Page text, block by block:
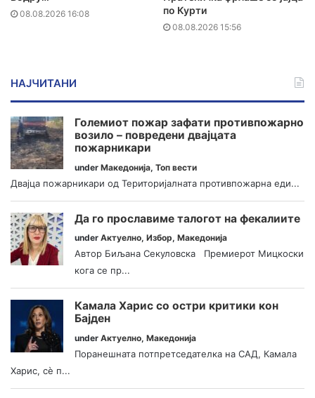
08.08.2026 16:08
по Курти
08.08.2026 15:56
НАЈЧИТАНИ
Големиот пожар зафати противпожарно
возило – повредени двајцата
пожарникари
under Македонија, Топ вести
Двајца пожарникари од Територијалната противпожарна еди...
Да го прославиме талогот на фекалиите
under Актуелно, Избор, Македонија
Автор Биљана Секуловска Премиерот Мицкоски
кога се пр...
Камала Харис со остри критики кон
Бајден
under Актуелно, Македонија
Поранешната потпретседателка на САД, Камала
Харис, сè п...